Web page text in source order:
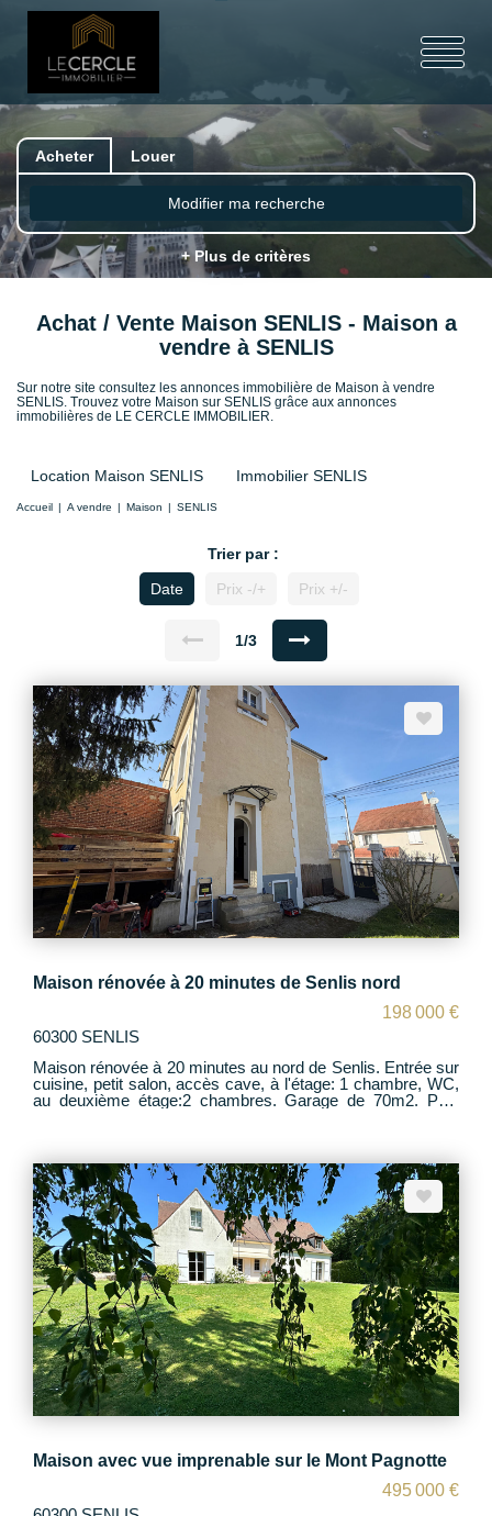
Acheter Louer
Modifier ma recherche
+ Plus de critères
Achat / Vente Maison SENLIS - Maison a
vendre à SENLIS
Sur notre site consultez les annonces immobilière de Maison à vendre
SENLIS. Trouvez votre Maison sur SENLIS grâce aux annonces
immobilières de LE CERCLE IMMOBILIER.
Location Maison SENLIS Immobilier SENLIS
Accueil A vendre Maison SENLIS
Trier par :
Date
Prix -/+ Prix +/-
1/3
Maison rénovée à 20 minutes de Senlis nord
198 000 €
60300 SENLIS
Maison rénovée à 20 minutes au nord de Senlis. Entrée sur
cuisine, petit salon, accès cave, à l'étage: 1 chambre, WC,
au deuxième étage:2 chambres. Garage de 70m2. Petit
Maison avec vue imprenable sur le Mont Pagnotte
495 000 €